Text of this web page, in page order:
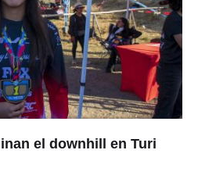
el downhill en Turi